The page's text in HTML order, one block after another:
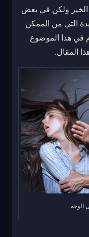
الخير ولكن في بعض
التي من الممكن
في هذا الموضوع
المقال.
الوجه